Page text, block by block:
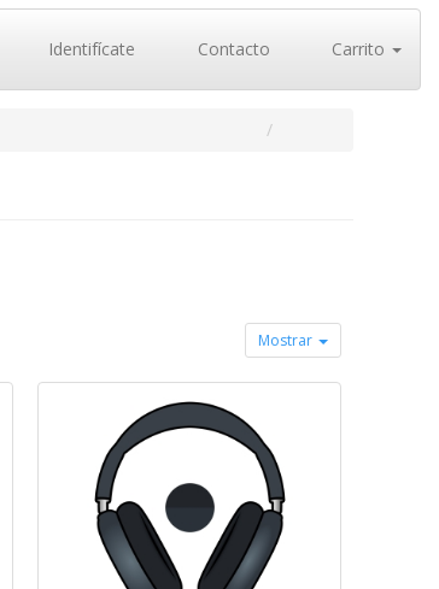
Identifícate Contacto Carrito
Mostrar